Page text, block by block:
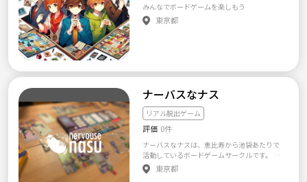
みんなでボードゲームを楽しもう
東京都
ナーバスなナス
リアル脱出ゲーム
評価 0件
ナーバスなナスは、恵比寿から池袋あたりで
活動しているボードゲームサークルです。 現
在は30名ほどで活動しております。 弊サーク
ルで、初めて本格的にボードゲームを遊んだ
東京都